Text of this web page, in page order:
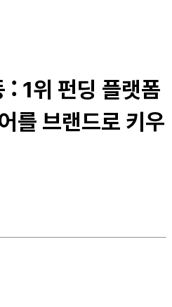
: 1위 펀딩 플랫폼
를 브랜드로 키우